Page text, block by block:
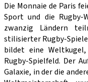
Die Monnaie de Paris
Sport und die Rugby-
zwanzig Ländern
stilisierter Rugby-
bildet eine
Rugby-Spielfeld. Der
Galaxie, in der die